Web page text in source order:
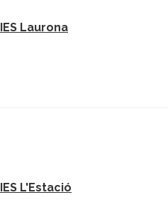
IES Laurona
IES L'Estació